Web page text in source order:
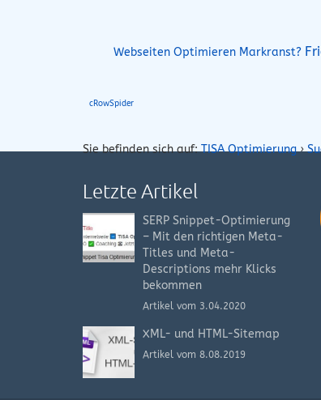
Webseiten Optimieren Markranst?
cRowSpider
Sie befinden sich auf:TISA Optimierung›
Letzte Artikel
SERP Snippet-Optimierung
– Mit den richtigen Meta-
Titles und Meta-
Descriptions mehr Klicks
bekommen
Artikel vom 3.04.2020
XML- und HTML-Sitemap
Artikel vom 8.08.2019